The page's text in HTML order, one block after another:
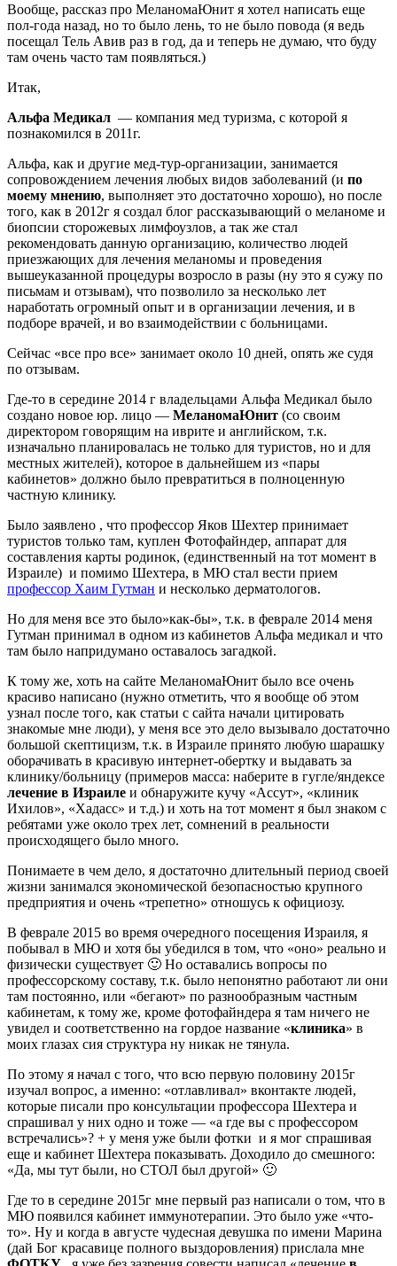
Вообще, рассказ про МеланомаЮнит я хотел написать еще
пол-года назад, но то было лень, то не было повода (я ведь
посещал Тель Авив раз в год, да и теперь не думаю, что буду
там очень часто там появляться.)
Итак,
Альфа Медикал — компания мед туризма, с которой я
познакомился в 2011г.
Альфа, как и другие мед-тур-организации, занимается
сопровождением лечения любых видов заболеваний (и по
моему мнению, выполняет это достаточно хорошо), но после
того, как в 2012г я создал блог рассказывающий о меланоме и
биопсии сторожевых лимфоузлов, а так же стал
рекомендовать данную организацию, количество людей
приезжающих для лечения меланомы и проведения
вышеуказанной процедуры возросло в разы (ну это я сужу по
письмам и отзывам), что позволило за несколько лет
наработать огромный опыт и в организации лечения, и в
подборе врачей, и во взаимодействии с больницами.
Сейчас «все про все» занимает около 10 дней, опять же судя
по отзывам.
Где-то в середине 2014 г владельцами Альфа Медикал было
создано новое юр. лицо — МеланомаЮнит (со своим
директором говорящим на иврите и английском, т.к.
изначально планировалась не только для туристов, но и для
местных жителей), которое в дальнейшем из «пары
кабинетов» должно было превратиться в полноценную
частную клинику.
Было заявлено , что профессор Яков Шехтер принимает
туристов только там, куплен Фотофайндер, аппарат для
составления карты родинок, (единственный на тот момент в
Израиле) и помимо Шехтера, в МЮ стал вести прием
профессор Хаим Гутман и несколько дерматологов.
Но для меня все это было»как-бы», т.к. в феврале 2014 меня
Гутман принимал в одном из кабинетов Альфа медикал и что
там было напридумано оставалось загадкой.
К тому же, хоть на сайте МеланомаЮнит было все очень
красиво написано (нужно отметить, что я вообще об этом
узнал после того, как статьи с сайта начали цитировать
знакомые мне люди), у меня все это дело вызывало достаточно
большой скептицизм, т.к. в Израиле принято любую шарашку
оборачивать в красивую интернет-обертку и выдавать за
клинику/больницу (примеров масса: наберите в гугле/яндексе
лечение в Израиле и обнаружите кучу «Ассут», «клиник
Ихилов», «Хадасс» и т.д.) и хоть на тот момент я был знаком с
ребятами уже около трех лет, сомнений в реальности
происходящего было много.
Понимаете в чем дело, я достаточно длительный период своей
жизни занимался экономической безопасностью крупного
предприятия и очень «трепетно» отношусь к официозу.
В феврале 2015 во время очередного посещения Израиля, я
побывал в МЮ и хотя бы убедился в том, что «оно» реально и
физически существует 🙂 Но оставались вопросы по
профессорскому составу, т.к. было непонятно работают ли они
там постоянно, или «бегают» по разнообразным частным
кабинетам, к тому же, кроме фотофайндера я там ничего не
увидел и соответственно на гордое название «клиника» в
моих глазах сия структура ну никак не тянула.
По этому я начал с того, что всю первую половину 2015г
изучал вопрос, а именно: «отлавливал» вконтакте людей,
которые писали про консультации профессора Шехтера и
спрашивал у них одно и тоже — «а где вы с профессором
встречались»? + у меня уже были фотки и я мог спрашивая
еще и кабинет Шехтера показывать. Доходило до смешного:
«Да, мы тут были, но СТОЛ был другой» 🙂
Где то в середине 2015г мне первый раз написали о том, что в
МЮ появился кабинет иммунотерапии. Это было уже «что-
то». Ну и когда в августе чудесная девушка по имени Марина
(дай Бог красавице полного выздоровления) прислала мне